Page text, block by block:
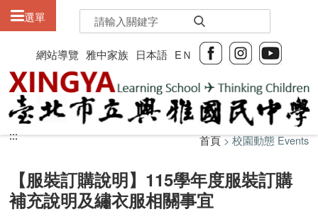
網站導覽 雅中家族 日本語 EＮ
選單
:::
:::
【服裝訂購說明】115學年度服裝訂購
補充說明及繡衣服相關事宜
首頁> 校園動態 Events